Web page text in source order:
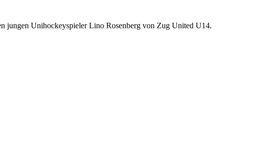
jungen Unihockeyspieler Lino Rosenberg von Zug United U14.